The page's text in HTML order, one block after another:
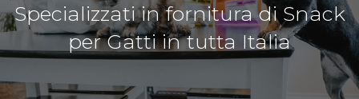
Specializzati in fornitura di Snack
per Gatti in tutta Italia